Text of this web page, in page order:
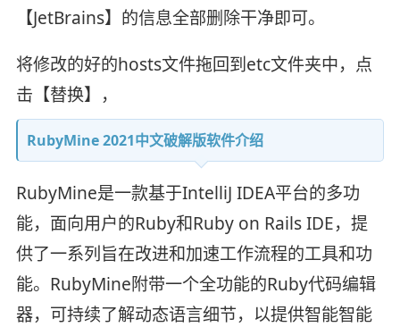
【JetBrains】的信息全部删除干净即可。
将修改的好的hosts文件拖回到etc文件夹中，点
击【替换】，
RubyMine 2021中文破解版软件介绍
RubyMine是一款基于IntelliJ IDEA平台的多功
能，面向用户的Ruby和Ruby on Rails IDE，提
供了一系列旨在改进和加速工作流程的工具和功
能。RubyMine附带一个全功能的Ruby代码编辑
器，可持续了解动态语言细节，以提供智能智能